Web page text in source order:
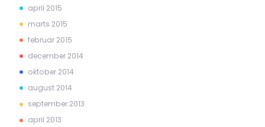
april 2015
marts 2015
februar 2015
december 2014
oktober 2014
august 2014
september 2013
april 2013